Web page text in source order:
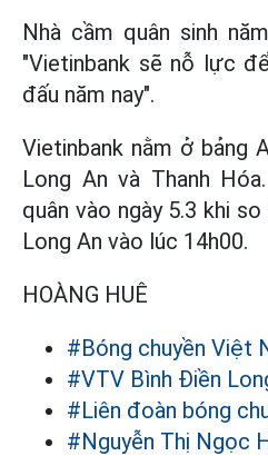
Nhà cầm quân sinh
"Vietinbank sẽ nỗ lực
đấu năm nay".
Vietinbank nằm ở bảng
Long An và Thanh
quân vào ngày 5.3 khi
Long An vào lúc 14h00.
HOÀNG HUÊ
#Bóng chuyền Việt
#VTV Bình Điền
#Liên đoàn bóng
#Nguyễn Thị Ngọc